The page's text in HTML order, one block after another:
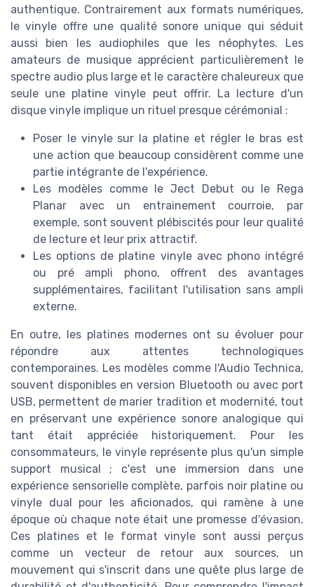
authentique. Contrairement aux formats numériques,
le vinyle offre une qualité sonore unique qui séduit
aussi bien les audiophiles que les néophytes. Les
amateurs de musique apprécient particulièrement le
spectre audio plus large et le caractère chaleureux que
seule une platine vinyle peut offrir. La lecture d'un
disque vinyle implique un rituel presque cérémonial :
Poser le vinyle sur la platine et régler le bras est
une action que beaucoup considèrent comme une
partie intégrante de l'expérience.
Les modèles comme le Ject Debut ou le Rega
Planar avec un entrainement courroie, par
exemple, sont souvent plébiscités pour leur qualité
de lecture et leur prix attractif.
Les options de platine vinyle avec phono intégré
ou pré ampli phono, offrent des avantages
supplémentaires, facilitant l'utilisation sans ampli
externe.
En outre, les platines modernes ont su évoluer pour
répondre aux attentes technologiques
contemporaines. Les modèles comme l'Audio Technica,
souvent disponibles en version Bluetooth ou avec port
USB, permettent de marier tradition et modernité, tout
en préservant une expérience sonore analogique qui
tant était appréciée historiquement. Pour les
consommateurs, le vinyle représente plus qu'un simple
support musical ; c'est une immersion dans une
expérience sensorielle complète, parfois noir platine ou
vinyle dual pour les aficionados, qui ramène à une
époque où chaque note était une promesse d'évasion.
Ces platines et le format vinyle sont aussi perçus
comme un vecteur de retour aux sources, un
mouvement qui s'inscrit dans une quête plus large de